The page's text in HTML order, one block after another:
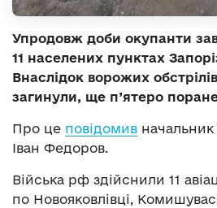
Упродовж доби окупанти
11 населених пунктах
Внаслідок ворожих
загинули, ще п’ятеро
Про це повідомив начальник
Іван Федоров.
Війська рф здійснили 11
по Новояковлівці,